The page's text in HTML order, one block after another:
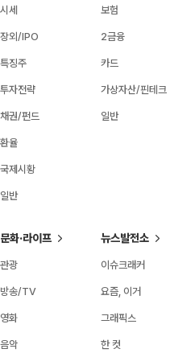
시세
장외/IPO
특징주
투자전략
채권/펀드
환율
국제시황
일반
보험
2금융
카드
가상자산/핀테크
일반
문화·라이프
관광
방송/TV
영화
음악
뉴스발전소
이슈크래커
요즘, 이거
그래픽스
한 컷